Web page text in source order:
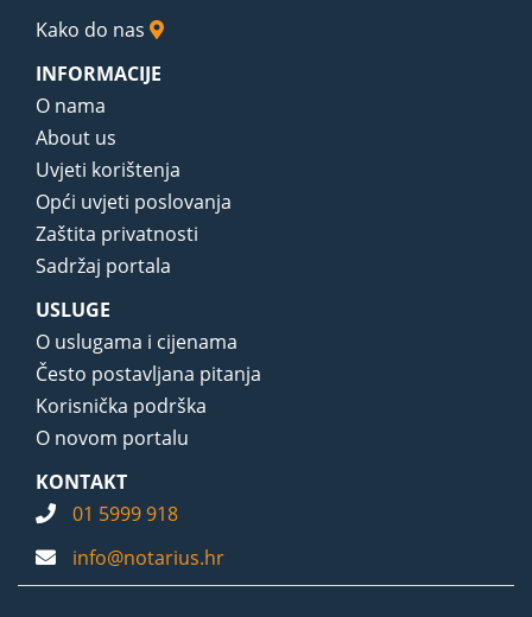
Kako do nas
INFORMACIJE
O nama
About us
Uvjeti korištenja
Opći uvjeti poslovanja
Zaštita privatnosti
Sadržaj portala
USLUGE
O uslugama i cijenama
Često postavljana pitanja
Korisnička podrška
O novom portalu
KONTAKT
01 5999 918
info@notarius.hr